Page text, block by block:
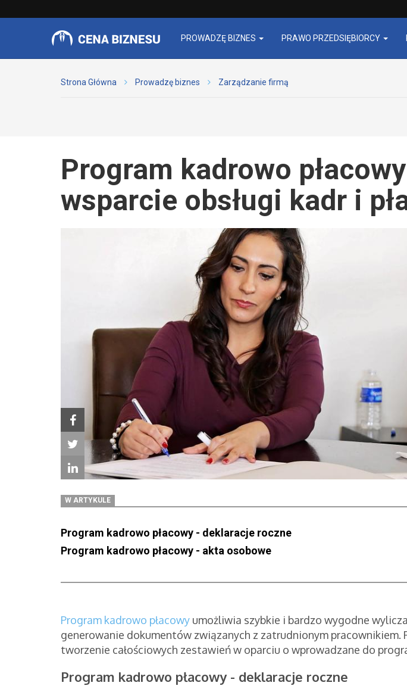
PROWADZĘ BIZNES PRAWO PRZEDSIĘBIORCY
Strona Główna Prowadzę biznes Zarządzanie firmą
Program kadrowo
wsparcie obsługi kadr i
W ARTYKULE
Program kadrowo płacowy - deklaracje roczne
Program kadrowo płacowy - akta osobowe
Program kadrowo płacowy umożliwia szybkie i bardzo wygodne
generowanie dokumentów związanych z zatrudnionym pracownikiem.
tworzenie całościowych zestawień w oparciu o wprowadzane do
Program kadrowo płacowy - deklaracje roczne